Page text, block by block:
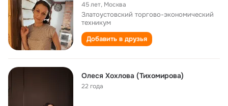
45 лет, Москва
Златоустовский торгово-экономический
техникум
Добавить в друзья
Олеся Хохлова (Тихомирова)
22 года